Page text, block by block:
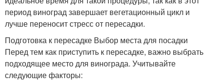
период виноград завершает вегетационный цикл и
лучше переносит стресс от пересадки.
Подготовка к пересадке Выбор места для посадки
Перед тем как приступить к пересадке, важно выбрать
подходящее место для винограда. Учитывайте
следующие факторы: